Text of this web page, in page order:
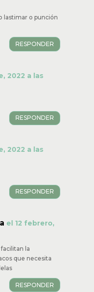
lastimar o punción
RESPONDER
2022 a las
RESPONDER
2022 a las
RESPONDER
el 12 febrero,
la
que necesita
RESPONDER